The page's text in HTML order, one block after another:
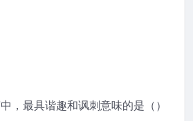
，最具谐趣和讽刺意味的是（）